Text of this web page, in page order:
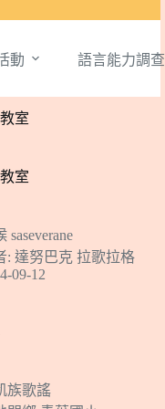
動 語言能力調查
室
室
saseverane
: 達努巴克 拉歌拉格
09-12
族歌謠